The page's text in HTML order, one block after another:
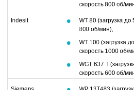
скорость 800 об/
Indesit
WT 80 (загрузка до
800 об/мин);
WT 100 (загрузка
скорость 1000 об/
WGT 637 T
скорость 600 об/